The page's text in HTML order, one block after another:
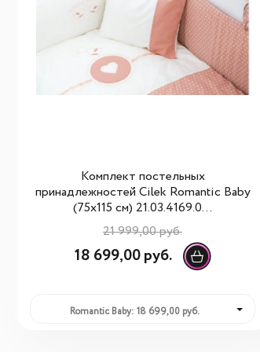
Комплект постельных
принадлежностей Cilek Romantic Baby
(75x115 см) 21.03.4169.0...
21 999,00 руб.
18 699,00 руб.
Romantic Baby: 18 699,00 руб.